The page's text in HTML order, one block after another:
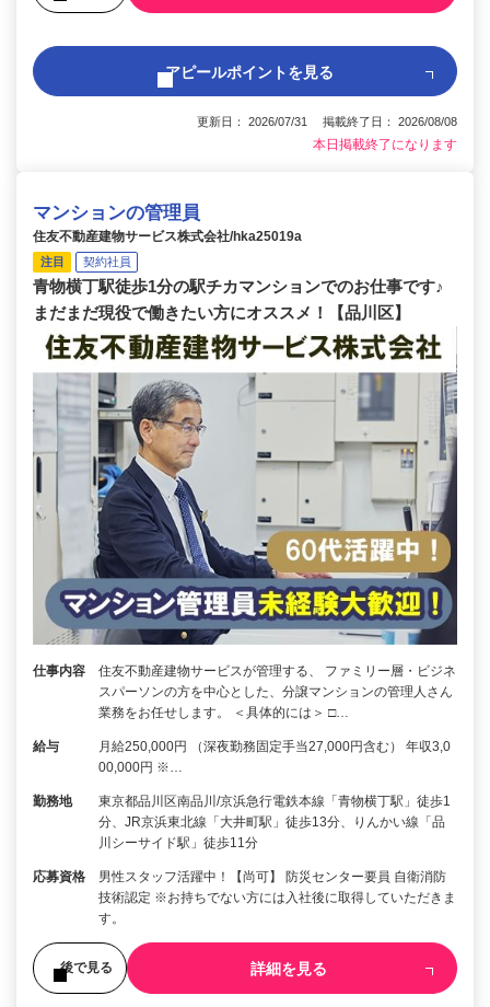
アピールポイントを見る
更新日： 2026/07/31 掲載終了日： 2026/08/08
本日掲載終了になります
マンションの管理員
住友不動産建物サービス株式会社/hka25019a
注目 契約社員
青物横丁駅徒歩1分の駅チカマンションでのお仕事です♪
まだまだ現役で働きたい方にオススメ！【品川区】
仕事内容
住友不動産建物サービスが管理する、 ファミリー層・ビジネ
スパーソンの方を中心とした、分譲マンションの管理人さん
業務をお任せします。 ＜具体的には＞ □…
給与
月給250,000円 （深夜勤務固定手当27,000円含む） 年収3,0
00,000円 ※…
勤務地
東京都品川区南品川/京浜急行電鉄本線「青物横丁駅」徒歩1
分、JR京浜東北線「大井町駅」徒歩13分、りんかい線「品
川シーサイド駅」徒歩11分
応募資格
男性スタッフ活躍中！【尚可】 防災センター要員 自衛消防
技術認定 ※お持ちでない方には入社後に取得していただきま
す。
後で見る 詳細を見る